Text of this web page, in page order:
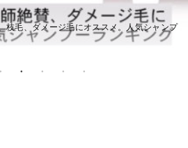
枝毛、ダメージ毛にオススメ。人気シャンプ